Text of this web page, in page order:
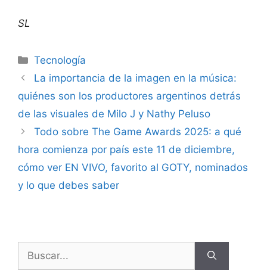
SL
Tecnología
La importancia de la imagen en la música:
quiénes son los productores argentinos detrás
de las visuales de Milo J y Nathy Peluso
Todo sobre The Game Awards 2025: a qué
hora comienza por país este 11 de diciembre,
cómo ver EN VIVO, favorito al GOTY, nominados
y lo que debes saber